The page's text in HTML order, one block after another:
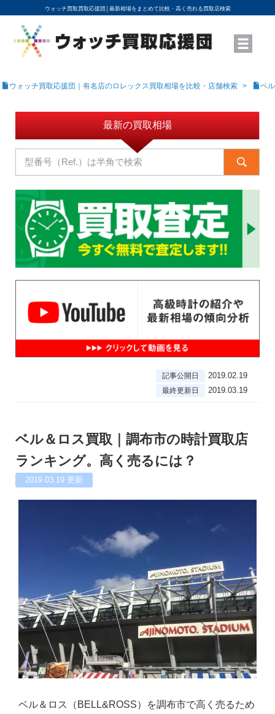
ウォッチ買取買取応援団│ 最新相場をまとめて比較・高く売れる買取店検索
YouTubeで動画を公開中
ROLEXモデル名から買取相場を調べる
高級時計ブランド名から買取相場を調べる
地域から買取店を探す
店舗名から買取店を探す
ブランド時計を高く売る方法
買取査定を依頼する
ウォッチ買取応援団｜有名店のロレックス買取相場を比較・店舗検索 ベ
最新の買取相場
記事公開日 2019.02.19
最終更新日 2019.03.19
ベル＆ロス買取｜調布市の時計買取店
ランキング。高く売るには？
2019.03.19 更新
ベル＆ロス（BELL&ROSS）を調布市で高く売るため